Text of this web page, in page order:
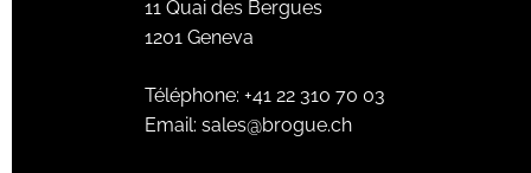
11 Quai des Bergues
1201 Geneva
Téléphone: +41 22 310 70 03
Email: sales@brogue.ch